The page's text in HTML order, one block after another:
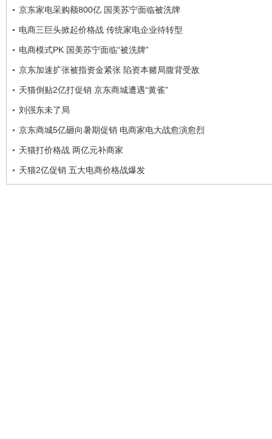
京东家电采购额800亿 国美苏宁面临被洗牌
电商三巨头掀起价格战 传统家电企业待转型
电商模式PK 国美苏宁面临“被洗牌”
京东加速扩张被指资金紧张 陷资本赌局腹背受敌
天猫倒贴2亿打促销 京东商城遭遇“黄雀”
刘强东未了局
京东商城5亿砸向暑期促销 电商家电大战愈演愈烈
天猫打价格战 两亿元补商家
天猫2亿促销 五大电商价格战爆发